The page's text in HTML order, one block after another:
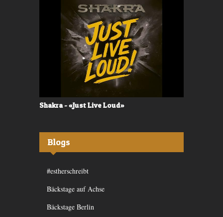
Shakra - «Just Live Loud»
Blogs
#estherschreibt
Bäckstage auf Achse
Bäckstage Berlin